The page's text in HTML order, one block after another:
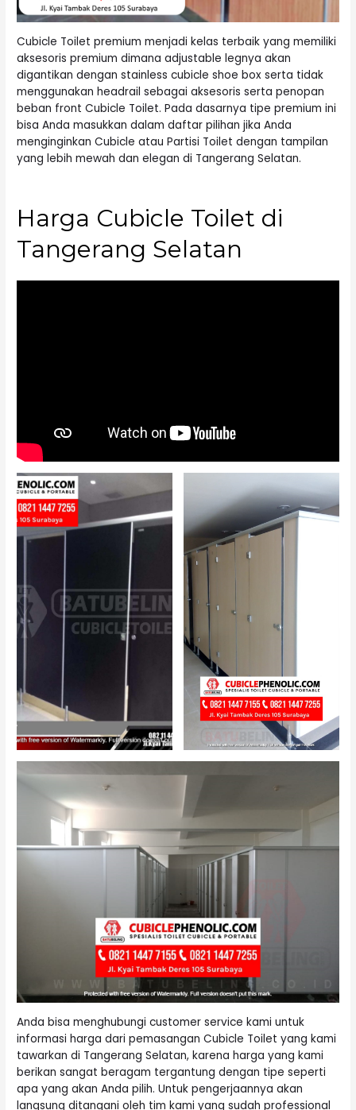
Cubicle Toilet premium menjadi kelas terbaik yang memiliki
aksesoris premium dimana adjustable legnya akan
digantikan dengan stainless cubicle shoe box serta tidak
menggunakan headrail sebagai aksesoris serta penopan
beban front Cubicle Toilet. Pada dasarnya tipe premium ini
bisa Anda masukkan dalam daftar pilihan jika Anda
menginginkan Cubicle atau Partisi Toilet dengan tampilan
yang lebih mewah dan elegan di Tangerang Selatan.
Harga Cubicle Toilet di
Tangerang Selatan
Anda bisa menghubungi customer service kami untuk
informasi harga dari pemasangan Cubicle Toilet yang kami
tawarkan di Tangerang Selatan, karena harga yang kami
berikan sangat beragam tergantung dengan tipe seperti
apa yang akan Anda pilih. Untuk pengerjaannya akan
langsung ditangani oleh tim kami yang sudah professional